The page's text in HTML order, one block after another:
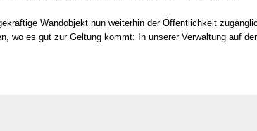
Wand­ob­jekt nun wei­ter­hin der Öffent­lich­keit
wo es gut zur Gel­tung kommt: In unse­rer Ver­wal­tung auf